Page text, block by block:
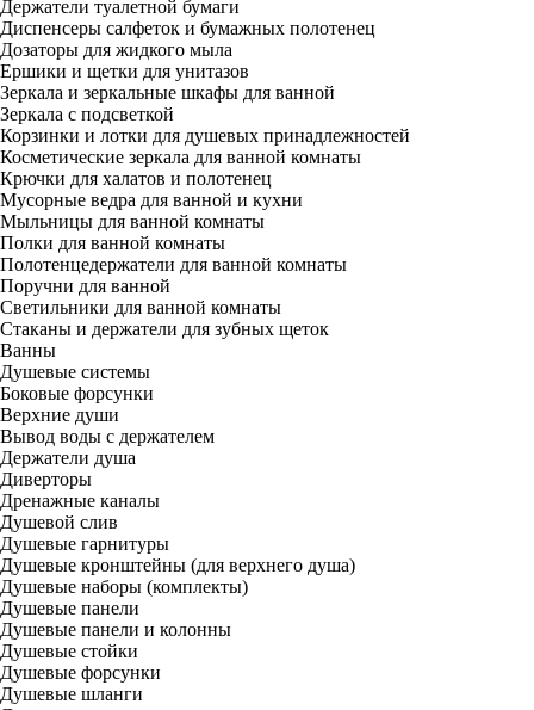
Держатели туалетной бумаги
Диспенсеры салфеток и бумажных полотенец
Дозаторы для жидкого мыла
Ершики и щетки для унитазов
Зеркала и зеркальные шкафы для ванной
Зеркала с подсветкой
Корзинки и лотки для душевых принадлежностей
Косметические зеркала для ванной комнаты
Крючки для халатов и полотенец
Мусорные ведра для ванной и кухни
Мыльницы для ванной комнаты
Полки для ванной комнаты
Полотенцедержатели для ванной комнаты
Поручни для ванной
Светильники для ванной комнаты
Стаканы и держатели для зубных щеток
Ванны
Душевые системы
Боковые форсунки
Верхние души
Вывод воды с держателем
Держатели душа
Диверторы
Дренажные каналы
Душевой слив
Душевые гарнитуры
Душевые кронштейны (для верхнего душа)
Душевые наборы (комплекты)
Душевые панели
Душевые панели и колонны
Душевые стойки
Душевые форсунки
Душевые шланги